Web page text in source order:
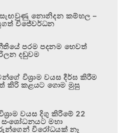
නොනිදන කම්හල –
විජේවර්ධන
පරම පදනම හෙවත්
දඬුවම
විශ්‍රාම වයස දීර්ඝ කිරීම
කිරි කළයට ගොම මුසු
වයස දිගු කිරීමේ 22
සංශෝධනයට මහා
විරෝධයක් නෑ